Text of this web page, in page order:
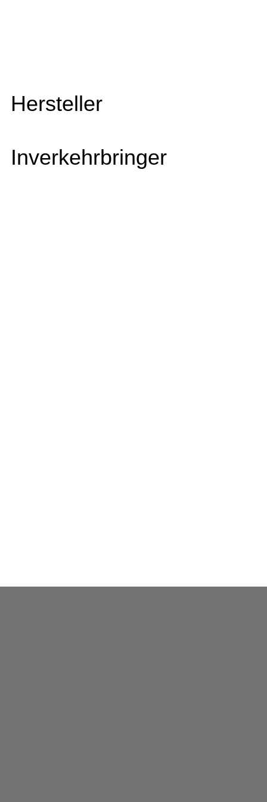
Hersteller
Inverkehrbringer